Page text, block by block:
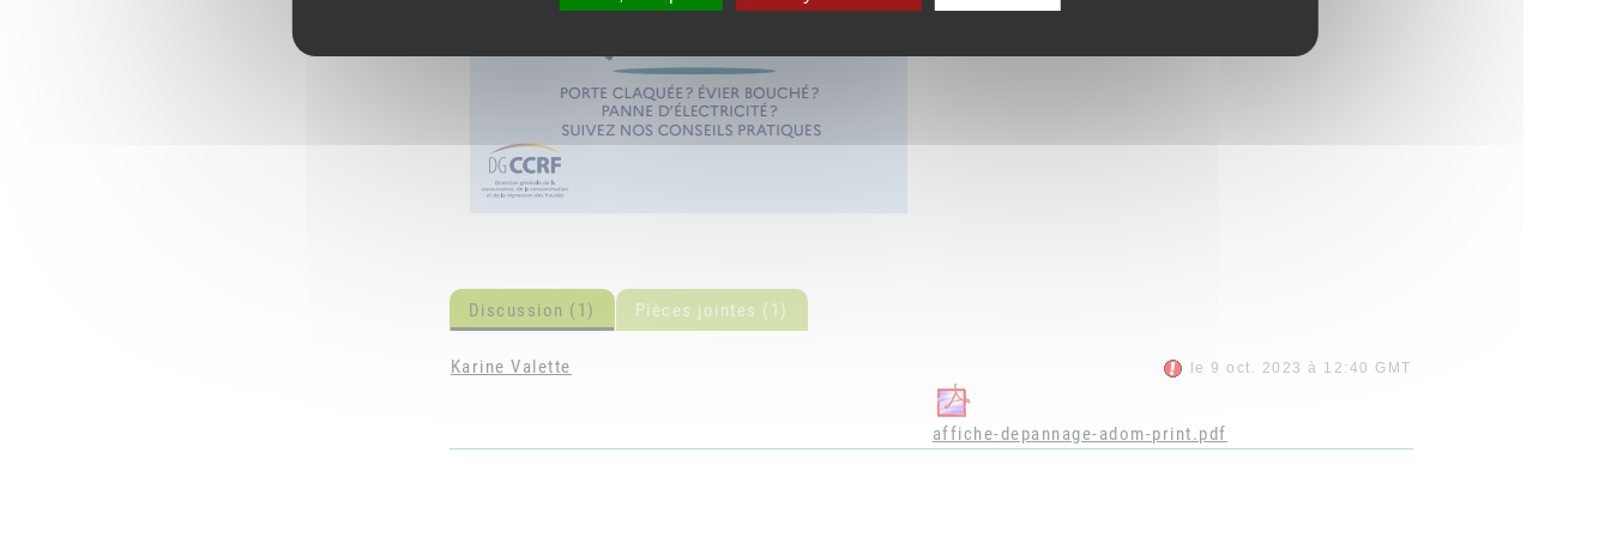
Discussion (1) Pièces jointes (1)
Karine Valette le 9 oct. 2023 à 12:40 GMT
affiche-depannage-adom-print.pdf